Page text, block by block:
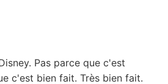
Pas parce que c'est
c'est bien fait. Très bien fait.